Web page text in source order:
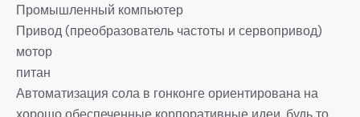
Промышленный компьютер
Привод (преобразователь частоты и сервопривод)
мотор
питан
Автоматизация сола в гонконге ориентирована на